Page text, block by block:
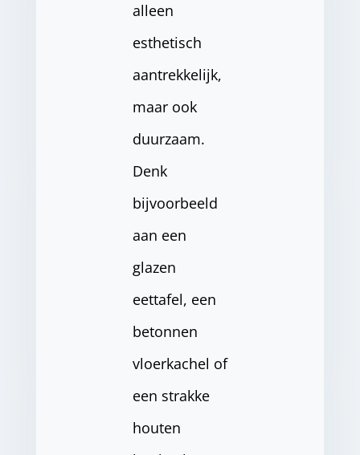
alleen
esthetisch
aantrekkelijk,
maar ook
duurzaam.
Denk
bijvoorbeeld
aan een
glazen
eettafel, een
betonnen
vloerkachel of
een strakke
houten